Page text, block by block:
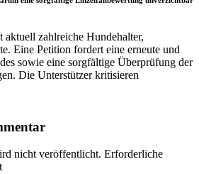
zahlreiche Hundehalter,
Eine Petition fordert eine erneute und
sowie eine sorgfältige Überprüfung der
Die Unterstützer kritisieren
nicht veröffentlicht. Erforderliche